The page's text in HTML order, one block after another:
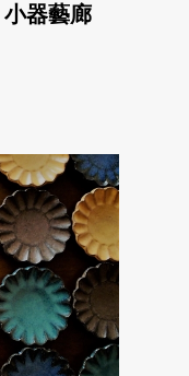
小器藝廊